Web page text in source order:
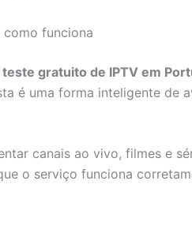
como funciona
teste gratuito de IPTV em
é uma forma inteligente de
canais ao vivo, filmes e
o serviço funciona